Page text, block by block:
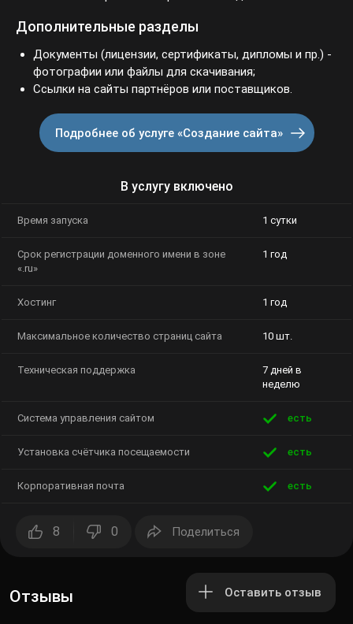
Дополнительные разделы
Документы (лицензии, сертификаты, дипломы и пр.) -
фотографии или файлы для скачивания;
Ссылки на сайты партнёров или поставщиков.
Подробнее об услуге «Создание сайта»
В услугу включено
Время запуска 1 сутки
Срок регистрации доменного имени в зоне
«.ru»
1 год
Хостинг 1 год
Максимальное количество страниц сайта 10 шт.
Техническая поддержка
7 дней в
неделю
Система управления сайтом есть
Установка счётчика посещаемости есть
Корпоративная почта есть
8 0 Поделиться
Отзывы Оставить отзыв